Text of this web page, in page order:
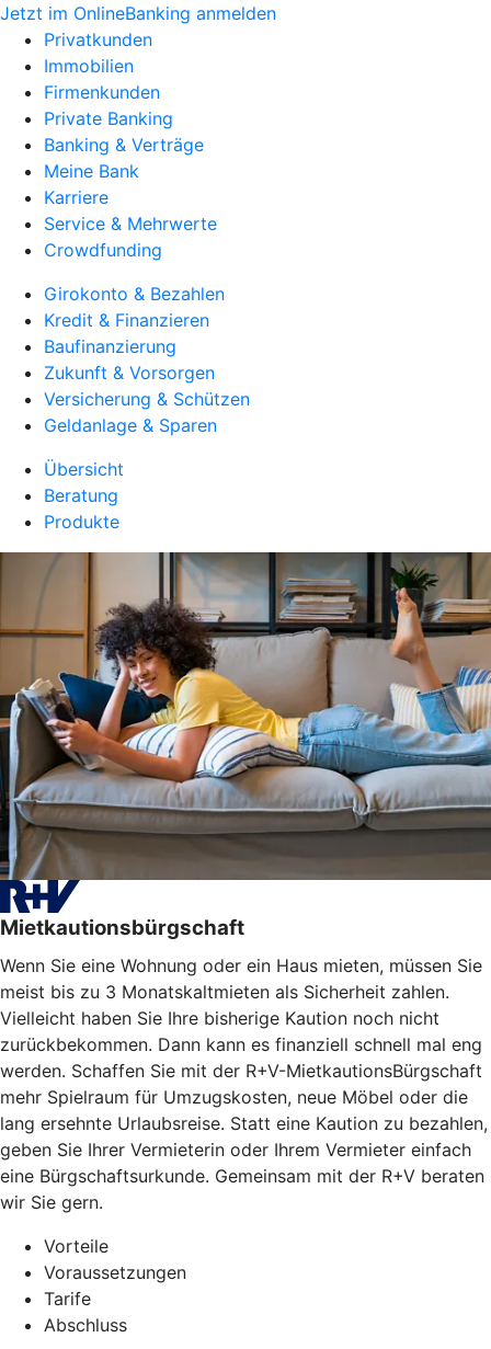
Jetzt im OnlineBanking anmelden
Privatkunden
Immobilien
Firmenkunden
Private Banking
Banking & Verträge
Meine Bank
Karriere
Service & Mehrwerte
Crowdfunding
Girokonto & Bezahlen
Kredit & Finanzieren
Baufinanzierung
Zukunft & Vorsorgen
Versicherung & Schützen
Geldanlage & Sparen
Übersicht
Beratung
Produkte
Mietkautionsbürgschaft
Wenn Sie eine Wohnung oder ein Haus mieten, müssen Sie
meist bis zu 3 Monatskaltmieten als Sicherheit zahlen.
Vielleicht haben Sie Ihre bisherige Kaution noch nicht
zurückbekommen. Dann kann es finanziell schnell mal eng
werden. Schaffen Sie mit der R+V-MietkautionsBürgschaft
mehr Spielraum für Umzugskosten, neue Möbel oder die
lang ersehnte Urlaubsreise. Statt eine Kaution zu bezahlen,
geben Sie Ihrer Vermieterin oder Ihrem Vermieter einfach
eine Bürgschaftsurkunde. Gemeinsam mit der R+V beraten
wir Sie gern.
Vorteile
Voraussetzungen
Tarife
Abschluss